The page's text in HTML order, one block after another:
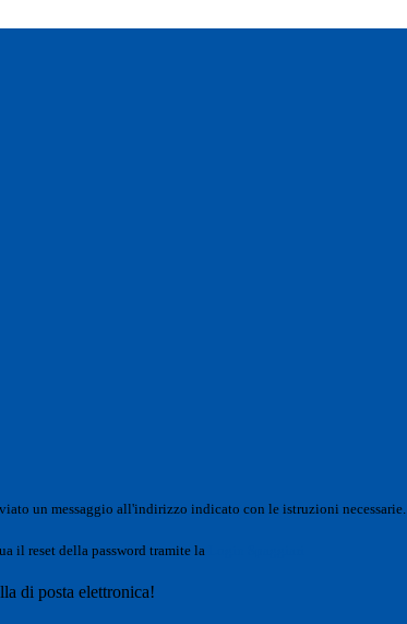
un messaggio all'indirizzo indicato con le istruzioni necessarie.
il reset della password tramite la
di posta elettronica!